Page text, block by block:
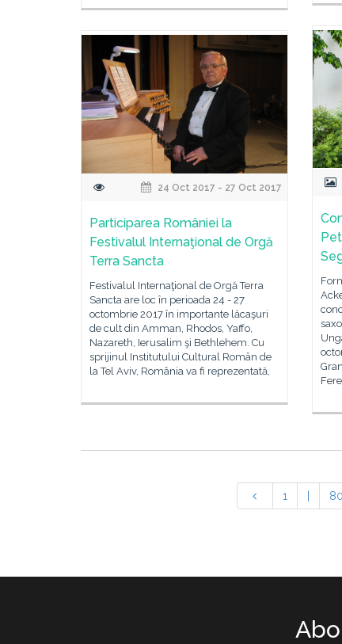
24 Oct 2017 - 27 Oct 2017
Participarea României la
Festivalul Internaţional de Orgă
Terra Sancta
Festivalul Internaţional de Orgă Terra
Sancta are loc în perioada 24 - 27
octombrie 2017 în importante lăcaşuri
de cult din Amman, Rhodos, Yaffo,
Nazareth, Ierusalim şi Bethlehem. Cu
sprijinul Institutului Cultural Român de
la Tel Aviv, România va fi reprezentată,
1 80